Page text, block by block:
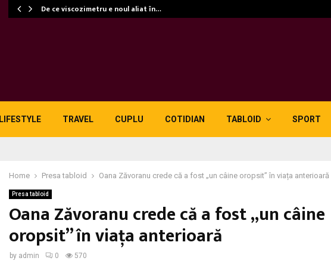
De ce viscozimetru e noul aliat în…
LIFESTYLE TRAVEL CUPLU COTIDIAN TABLOID SPORT
Home Presa tabloid Oana Zăvoranu crede că a fost „un câine oropsit” în viața anterioară
Presa tabloid
Oana Zăvoranu crede că a fost „un câine
oropsit” în viața anterioară
by admin 0 570